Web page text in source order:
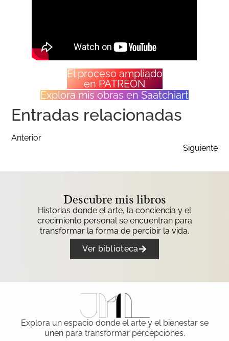
El proceso ampliado
en PATREON
Explora mis obras en Saatchiart
Entradas relacionadas
Anterior
Siguiente
Descubre mis libros
Historias donde el arte, la conciencia y el
crecimiento personal se encuentran para
transformar la forma de percibir la vida.
Ver biblioteca
Explora un espacio donde el arte y el bienestar se
unen para transformar percepciones.